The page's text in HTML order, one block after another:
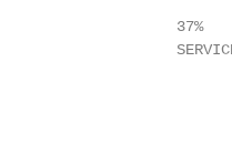
37%